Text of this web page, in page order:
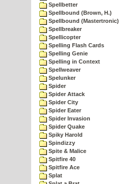
Spellbetter
Spellbound (Brown, H.)
Spellbound (Mastertronic)
Spellbreaker
Spellicopter
Spelling Flash Cards
Spelling Genie
Spelling in Context
Spellweaver
Spelunker
Spider
Spider Attack
Spider City
Spider Eater
Spider Invasion
Spider Quake
Spiky Harold
Spindizzy
Spite & Malice
Spitfire 40
Spitfire Ace
Splat